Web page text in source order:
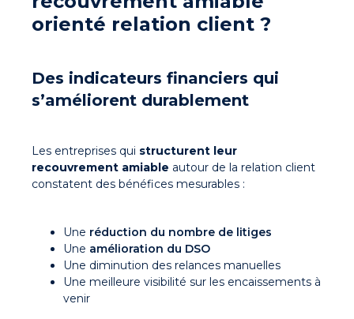
orienté relation client ?
Des indicateurs financiers qui
s’améliorent durablement
Les entreprises qui structurent leur
recouvrement amiable autour de la relation client
constatent des bénéfices mesurables :
Une réduction du nombre de litiges
Une amélioration du DSO
Une diminution des relances manuelles
Une meilleure visibilité sur les encaissements à
venir